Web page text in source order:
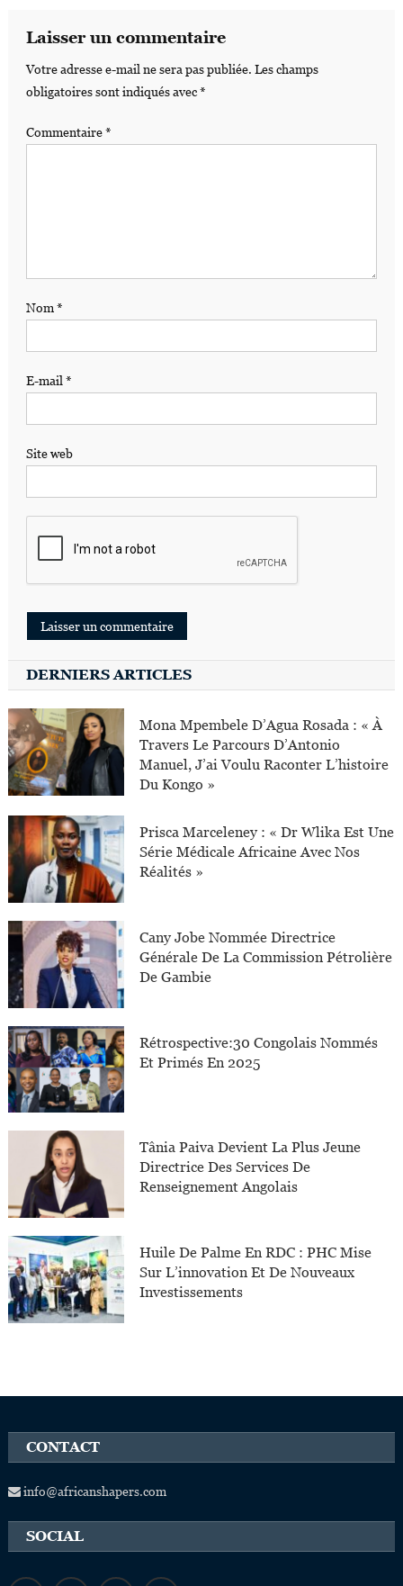
Laisser un commentaire
Votre adresse e-mail ne sera pas publiée. Les champs
obligatoires sont indiqués avec*
Commentaire*
Nom*
E-mail *
Site web
DERNIERS ARTICLES
Mona Mpembele D’Agua Rosada : « À
Travers Le Parcours D’Antonio
Manuel, J’ai Voulu Raconter L’histoire
Du Kongo »
Prisca Marceleney : « Dr Wlika Est Une
Série Médicale Africaine Avec Nos
Réalités »
Cany Jobe Nommée Directrice
Générale De La Commission Pétrolière
De Gambie
Rétrospective:30 Congolais Nommés
Et Primés En 2025
Tânia Paiva Devient La Plus Jeune
Directrice Des Services De
Renseignement Angolais
Huile De Palme En RDC : PHC Mise
Sur L’innovation Et De Nouveaux
Investissements
CONTACT
info@africanshapers.com
SOCIAL